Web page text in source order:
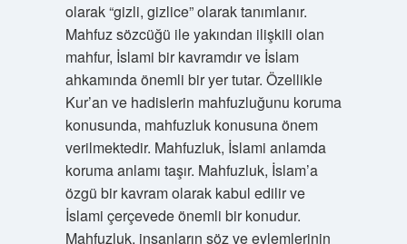
olarak “gizli, gizlice” olarak tanımlanır.
Mahfuz sözcüğü ile yakından ilişkili olan
mahfur, İslami bir kavramdır ve İslam
ahkamında önemli bir yer tutar. Özellikle
Kur’an ve hadislerin mahfuzluğunu koruma
konusunda, mahfuzluk konusuna önem
verilmektedir. Mahfuzluk, İslami anlamda
koruma anlamı taşır. Mahfuzluk, İslam’a
özgü bir kavram olarak kabul edilir ve
İslami çerçevede önemli bir konudur.
Mahfuzluk, insanların söz ve eylemlerinin